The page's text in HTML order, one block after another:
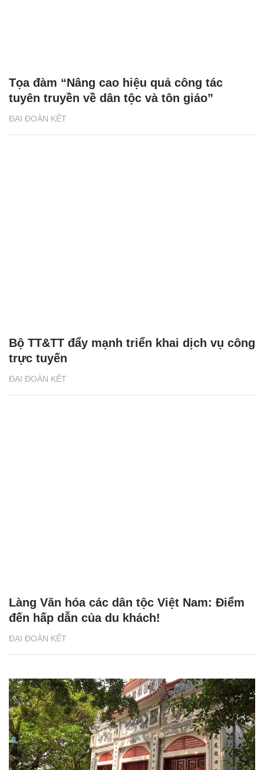
ĐẠI ĐOÀN KẾT
Tọa đàm “Nâng cao hiệu quả công tác
tuyên truyền về dân tộc và tôn giáo”
ĐẠI ĐOÀN KẾT
Bộ TT&TT đẩy mạnh triển khai dịch vụ công
trực tuyến
ĐẠI ĐOÀN KẾT
Làng Văn hóa các dân tộc Việt Nam: Điểm
đến hấp dẫn của du khách!